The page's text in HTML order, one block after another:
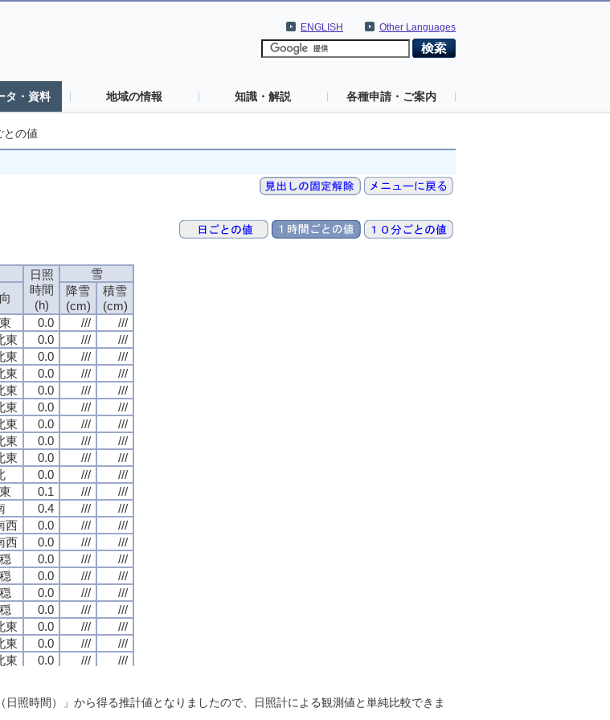
Other Languages
ENGLISH
タ・資料 地域の情報 知識・解説 各種申請・ご案内
との値
日照
時間
(h)
雪
降雪
(cm)
積雪
(cm)
0.0 ///
///
東 0.0 ///
///
東 0.0 ///
///
東 0.0 ///
///
東 0.0 ///
///
東 0.0 ///
///
東 0.0 ///
///
東 0.0 ///
///
東 0.0 ///
///
0.0 ///
///
0.1 ///
///
0.4 ///
///
西 0.0 ///
///
西 0.0 ///
///
0.0 ///
///
0.0 ///
///
0.0 ///
///
0.0 ///
///
東 0.0 ///
///
東 0.0 ///
///
東 0.0 ///
///
東
///
東 0.0 /// ///
日照
時間
(h)
雪
降雪
(cm)
積雪
(cm)
0.0 ///
///
東 0.0 ///
///
東 0.0 ///
///
東 0.0 ///
///
東 0.0 ///
///
東 0.0 ///
///
東 0.0 ///
///
東 0.0 ///
///
東 0.0 ///
///
0.0 ///
///
0.1 ///
///
0.4 ///
///
西 0.0 ///
///
西 0.0 ///
///
0.0 ///
///
0.0 ///
///
0.0 ///
///
0.0 ///
///
東 0.0 ///
///
東 0.0 ///
///
東 0.0 ///
///
東
///
東 0.0 /// ///
日照
時間
(h)
雪
降雪
(cm)
積雪
(cm)
0.0 ///
///
東 0.0 ///
///
東 0.0 ///
///
東 0.0 ///
///
東 0.0 ///
///
東 0.0 ///
///
東 0.0 ///
///
東 0.0 ///
///
東 0.0 ///
///
0.0 ///
///
0.1 ///
///
0.4 ///
///
西 0.0 ///
///
西 0.0 ///
///
0.0 ///
///
0.0 ///
///
0.0 ///
///
0.0 ///
///
東 0.0 ///
///
東 0.0 ///
///
東 0.0 ///
///
東
///
東 0.0 /// ///
日照
時間
(h)
雪
降雪
(cm)
積雪
(cm)
0.0 ///
///
東 0.0 ///
///
東 0.0 ///
///
東 0.0 ///
///
東 0.0 ///
///
東 0.0 ///
///
東 0.0 ///
///
東 0.0 ///
///
東 0.0 ///
///
0.0 ///
///
0.1 ///
///
0.4 ///
///
西 0.0 ///
///
西 0.0 ///
///
0.0 ///
///
0.0 ///
///
0.0 ///
///
0.0 ///
///
東 0.0 ///
///
東 0.0 ///
///
東 0.0 ///
///
東
///
東 0.0 /// ///
照時間）」から得る推計値となりましたので、日照計による観測値と単純比較できま